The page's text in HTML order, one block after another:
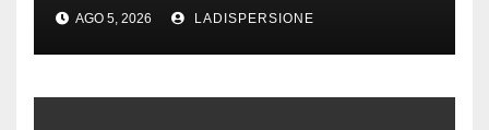
Glücksspielplattformen
AGO 5, 2026 LADISPERSIONE